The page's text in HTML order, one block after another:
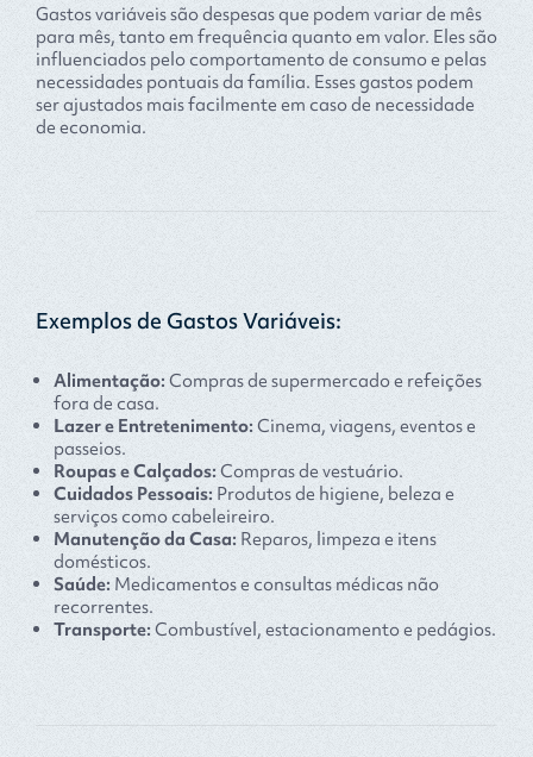
Gastos variáveis são despesas que podem variar de mês
para mês, tanto em frequência quanto em valor. Eles são
influenciados pelo comportamento de consumo e pelas
necessidades pontuais da família. Esses gastos podem
ser ajustados mais facilmente em caso de necessidade
de economia.
Exemplos de Gastos Variáveis:
Alimentação: Compras de supermercado e refeições
fora de casa.
Lazer e Entretenimento: Cinema, viagens, eventos e
passeios.
Roupas e Calçados:Compras de vestuário.
Cuidados Pessoais: Produtos de higiene, beleza e
serviços como cabeleireiro.
Manutenção da Casa: Reparos, limpeza e itens
domésticos.
Saúde: Medicamentos e consultas médicas não
recorrentes.
Transporte:Combustível, estacionamento e pedágios.